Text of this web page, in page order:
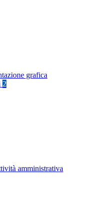
grafica
2
amministrativa